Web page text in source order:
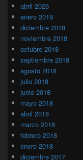
abril 2026
enero 2019
diciembre 2018
noviembre 2018
octubre 2018
septiembre 2018
agosto 2018
julio 2018
junio 2018
mayo 2018
abril 2018
marzo 2018
febrero 2018
enero 2018
diciembre 2017